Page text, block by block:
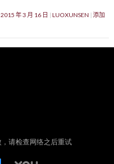
2015 年 3 月 16 日 LUOXUNSEN 添加